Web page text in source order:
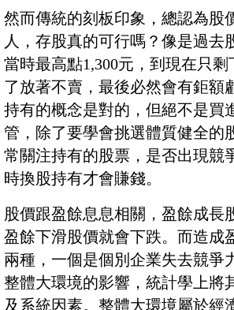
然而傳統的刻板印象，總認為股
人，存股真的可行嗎？像是過去
當時最高點1,300元，到現在只剩
了放著不賣，最後必然會有鉅額
持有的概念是對的，但絕不是買
管，除了要學會挑選體質健全的
常關注持有的股票，是否出現競
時換股持有才會賺錢。
股價跟盈餘息息相關，盈餘成長
盈餘下滑股價就會下跌。而造成
兩種，一個是個別企業失去競爭
整體大環境的影響，統計學上將
及系統因素。整體大環境屬於經